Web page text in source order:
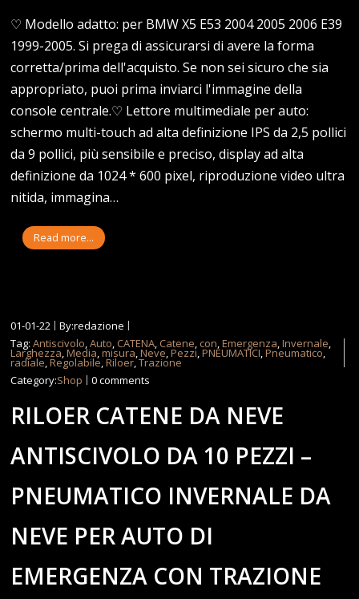
♡ Modello adatto: per BMW X5 E53 2004 2005 2006 E39
1999-2005. Si prega di assicurarsi di avere la forma
corretta/prima dell'acquisto. Se non sei sicuro che sia
appropriato, puoi prima inviarci l'immagine della
console centrale.♡ Lettore multimediale per auto:
schermo multi-touch ad alta definizione IPS da 2,5 pollici
da 9 pollici, più sensibile e preciso, display ad alta
definizione da 1024 * 600 pixel, riproduzione video ultra
nitida, immagina…
Read more...
01-01-22
By:redazione
Tag:Antiscivolo,Auto, CATENA, Catene, con,Emergenza,Invernale,
Larghezza,Media,misura,Neve,Pezzi,PNEUMATICI,Pneumatico,
radiale,Regolabile,Riloer,Trazione
Category:Shop 0 comments
RILOER CATENE DA NEVE
ANTISCIVOLO DA 10 PEZZI –
PNEUMATICO INVERNALE DA
NEVE PER AUTO DI
EMERGENZA CON TRAZIONE